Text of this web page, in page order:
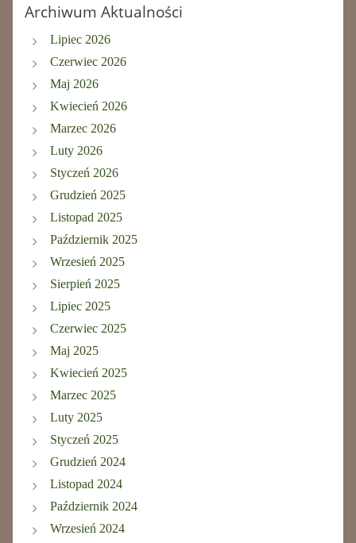
Archiwum Aktualności
Lipiec 2026
Czerwiec 2026
Maj 2026
Kwiecień 2026
Marzec 2026
Luty 2026
Styczeń 2026
Grudzień 2025
Listopad 2025
Październik 2025
Wrzesień 2025
Sierpień 2025
Lipiec 2025
Czerwiec 2025
Maj 2025
Kwiecień 2025
Marzec 2025
Luty 2025
Styczeń 2025
Grudzień 2024
Listopad 2024
Październik 2024
Wrzesień 2024